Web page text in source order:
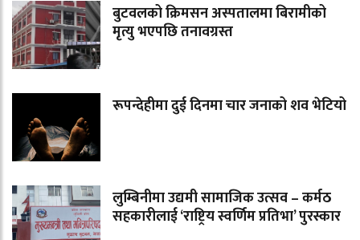
बुटवलको क्रिमसन अस्पतालमा बिरामीको
मृत्यु भएपछि तनावग्रस्त
रूपन्देहीमा दुई दिनमा चार जनाको शव भेटियो
लुम्बिनीमा उद्यमी सामाजिक उत्सव – कर्मठ
सहकारीलाई ‘राष्ट्रिय स्वर्णिम प्रतिभा’ पुरस्कार